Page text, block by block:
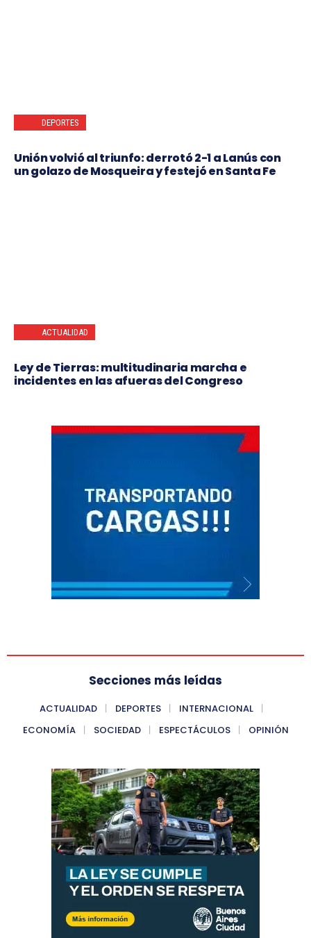
DEPORTES
Unión volvió al triunfo: derrotó 2-1 a Lanús con
un golazo de Mosqueira y festejó en Santa Fe
ACTUALIDAD
Ley de Tierras: multitudinaria marcha e
incidentes en las afueras del Congreso
Secciones más leídas
ACTUALIDAD DEPORTES
INTERNACIONAL
ECONOMÍA
SOCIEDAD ESPECTÁCULOS OPINIÓN